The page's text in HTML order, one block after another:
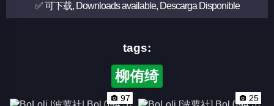
✅ 可下载, Downloads available, Descarga Disponible
tags:
柳侑绮
97 25